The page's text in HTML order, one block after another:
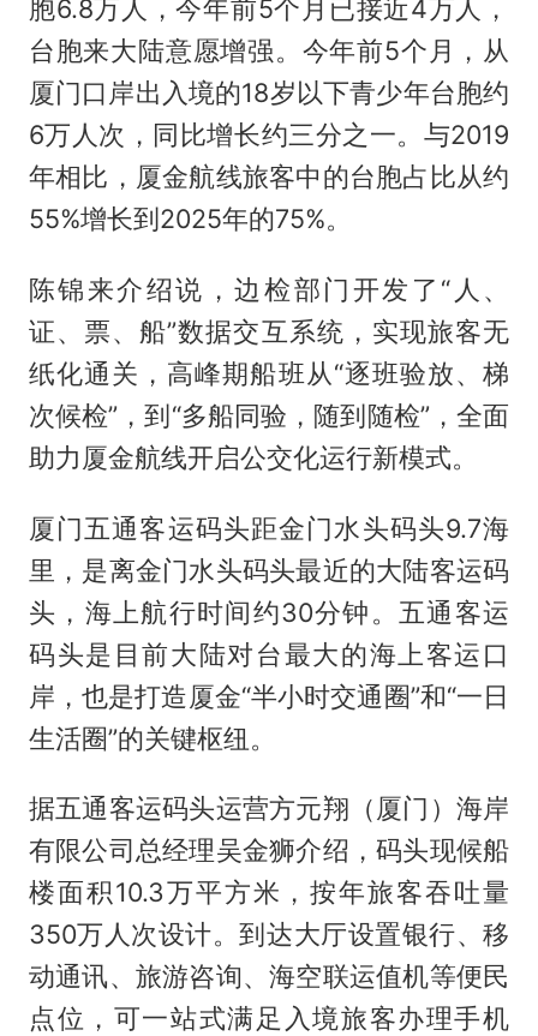
胞6.8万人，今年前5个月已接近4万人，
台胞来大陆意愿增强。今年前5个月，从
厦门口岸出入境的18岁以下青少年台胞约
6万人次，同比增长约三分之一。与2019
年相比，厦金航线旅客中的台胞占比从约
55%增长到2025年的75%。
陈锦来介绍说，边检部门开发了“人、
证、票、船”数据交互系统，实现旅客无
纸化通关，高峰期船班从“逐班验放、梯
次候检”，到“多船同验，随到随检”，全面
助力厦金航线开启公交化运行新模式。
厦门五通客运码头距金门水头码头9.7海
里，是离金门水头码头最近的大陆客运码
头，海上航行时间约30分钟。五通客运
码头是目前大陆对台最大的海上客运口
岸，也是打造厦金“半小时交通圈”和“一日
生活圈”的关键枢纽。
据五通客运码头运营方元翔（厦门）海岸
有限公司总经理吴金狮介绍，码头现候船
楼面积10.3万平方米，按年旅客吞吐量
350万人次设计。到达大厅设置银行、移
动通讯、旅游咨询、海空联运值机等便民
点位，可一站式满足入境旅客办理手机